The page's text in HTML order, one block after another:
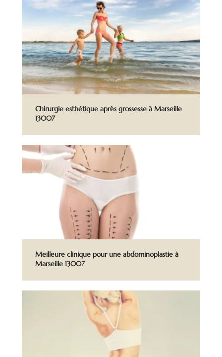
Chirurgie esthétique après grossesse à Marseille
13007
Meilleure clinique pour une abdominoplastie à
Marseille 13007